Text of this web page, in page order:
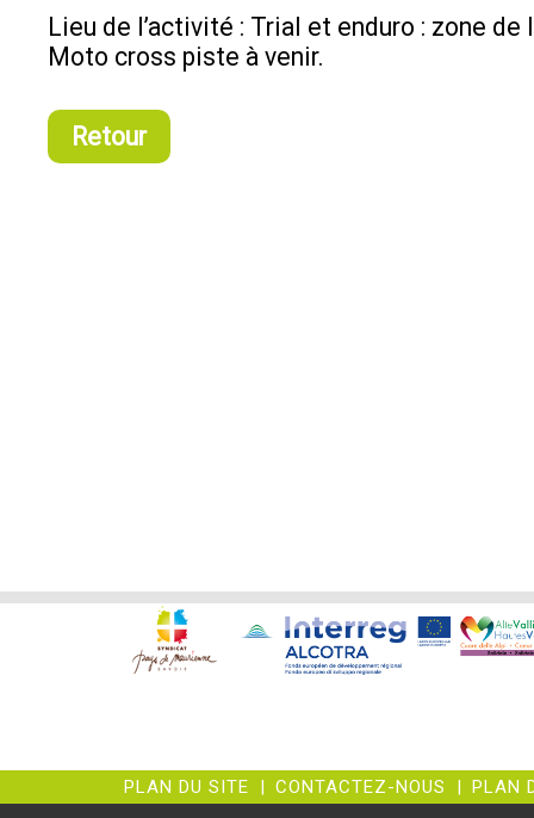
Lieu de l’activité : Trial et enduro : zone de
Moto cross piste à venir.
Retour
PLAN DU SITE | CONTACTEZ-NOUS | PLAN